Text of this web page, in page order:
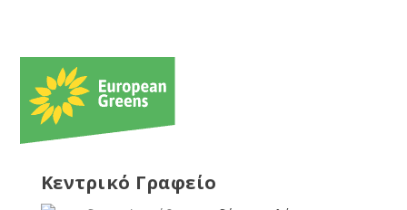
Κεντρικό Γραφείο